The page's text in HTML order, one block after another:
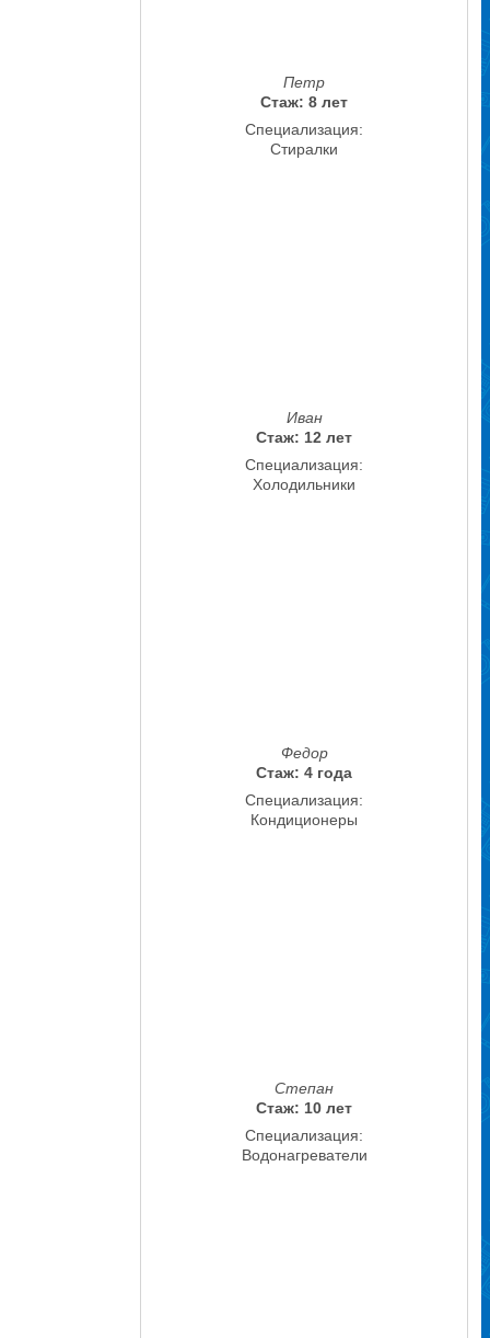
Петр
Стаж: 8 лет
Специализация:
Стиралки
Иван
Стаж: 12 лет
Специализация:
Холодильники
Федор
Стаж: 4 года
Специализация:
Кондиционеры
Степан
Стаж: 10 лет
Специализация:
Водонагреватели